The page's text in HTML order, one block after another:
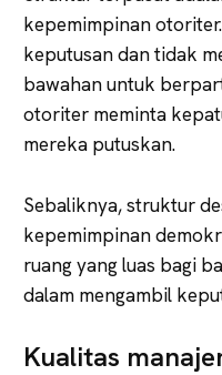
kepemimpinan
keputusan dan tidak
bawahan untuk
otoriter meminta
mereka putuskan.
Sebaliknya, struktur
kepemimpinan
ruang yang luas bagi
dalam mengambil
Kualitas